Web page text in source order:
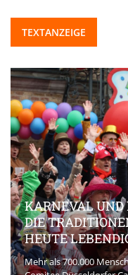
TEXTANZEIGE
KARNEVAL UND
DIE
HEUTE
Mehr als 700.000